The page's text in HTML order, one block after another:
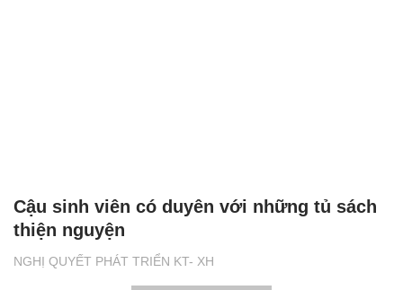
NGHỊ QUYẾT PHÁT TRIỂN KT- XH
Cậu sinh viên có duyên với những tủ sách
thiện nguyện